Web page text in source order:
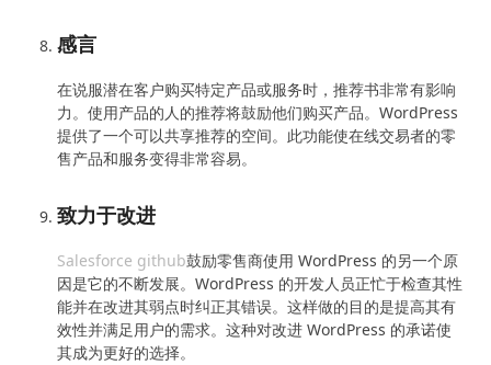
感言
在说服潜在客户购买特定产品或服务时，推荐书非常有影响
力。使用产品的人的推荐将鼓励他们购买产品。WordPress
提供了一个可以共享推荐的空间。此功能使在线交易者的零
售产品和服务变得非常容易。
致力于改进
Salesforce github鼓励零售商使用 WordPress 的另一个原
因是它的不断发展。WordPress 的开发人员正忙于检查其性
能并在改进其弱点时纠正其错误。这样做的目的是提高其有
效性并满足用户的需求。这种对改进 WordPress 的承诺使
其成为更好的选择。